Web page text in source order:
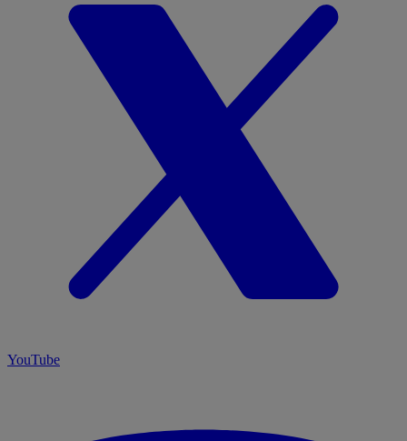
YouTube